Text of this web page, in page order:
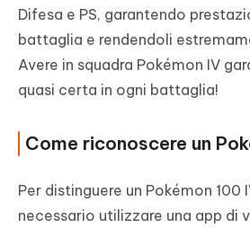
Difesa e PS, garantendo
battaglia e rendendoli
Avere in squadra Pokémon IV
quasi certa in ogni battaglia!
Come riconoscere un
Per distinguere un Pokémon 100
necessario utilizzare una app di